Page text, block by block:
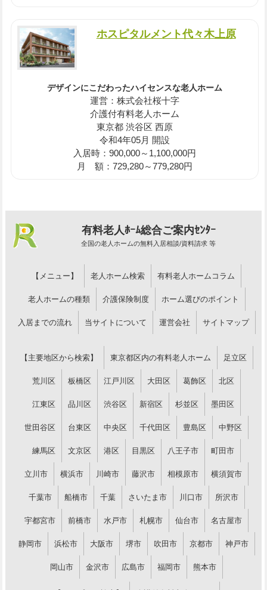
ホスピタルメント代々木上原
デザインにこだわったハイセンスな老人ホーム
運営：株式会社桜十字
介護付有料老人ホーム
東京都 渋谷区 西原
令和4年05月 開設
入居時：900,000～1,100,000円
月 額：729,280～779,280円
有料老人ﾎｰﾑ総合ご案内ｾﾝﾀｰ
全国の老人ホームの無料入居相談/資料請求 等
【メニュー】 老人ホーム検索 有料老人ホームコラム
老人ホームの種類 介護保険制度 ホーム選びのポイント
入居までの流れ 当サイトについて 運営会社 サイトマップ
【主要地区から検索】 東京都区内の有料老人ホーム 足立区
荒川区 板橋区 江戸川区 大田区 葛飾区 北区
江東区 品川区 渋谷区 新宿区 杉並区 墨田区
世田谷区 台東区 中央区 千代田区 豊島区 中野区
練馬区 文京区 港区 目黒区 八王子市 町田市
立川市 横浜市 川崎市 藤沢市 相模原市 横須賀市
千葉市 船橋市 千葉 さいたま市 川口市 所沢市
宇都宮市 前橋市 水戸市 札幌市 仙台市 名古屋市
静岡市 浜松市 大阪市 堺市 吹田市 京都市 神戸市
岡山市 金沢市 広島市 福岡市 熊本市